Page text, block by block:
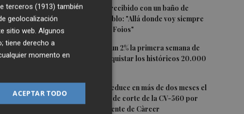
2Ferran Torres, recibido con un baño de
masas en su pueblo: "Allá donde voy siempre
digo que soy de Foios"
3
El Ibex 35 sube un 2% la primera semana de
agosto tras conquistar los históricos 20.000
4 La Diputación reduce en más de dos meses el
tiempo previsto de corte de la CV-560 por
las obras del puente de Càrcer
saber
la
terceros (1913) también
geolocalización
sitio web. Algunos
tiene derecho a
momento en
ACEPTAR TODO